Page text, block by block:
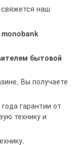
наш
monobank
бытовой
Вы получаете
гарантии от
технику и